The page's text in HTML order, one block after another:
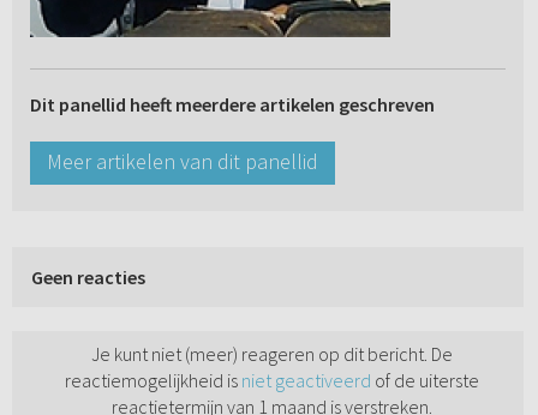
Dit panellid heeft meerdere artikelen geschreven
Meer artikelen van dit panellid
Geen reacties
Je kunt niet (meer) reageren op dit bericht. De
reactiemogelijkheid is niet geactiveerd of de uiterste
reactietermijn van 1 maand is verstreken.